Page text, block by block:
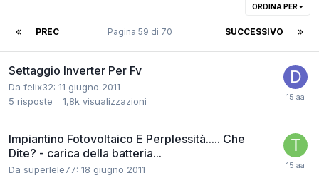
ORDINA PER
PREC SUCCESSIVO
Pagina 59 di 70
Settaggio Inverter Per Fv
Da felix32: 11 giugno 2011
5 risposte 1,8k visualizzazioni
Impiantino Fotovoltaico E Perplessità..... Che
Dite? - carica della batteria...
Da superlele77: 18 giugno 2011